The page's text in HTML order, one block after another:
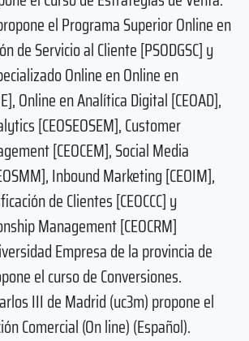
el Programa Superior Online en
de Servicio al Cliente [PSODGSC] y
Online en Online en
Online en Analítica Digital [CEOAD],
[CEOSEOSEM], Customer
[CEOCEM], Social Media
Inbound Marketing [CEOIM],
de Clientes [CEOCCC] y
Management [CEOCRM]
Empresa de la provincia de
el curso de Conversiones.
III de Madrid (uc3m) propone el
Comercial (On line) (Español).